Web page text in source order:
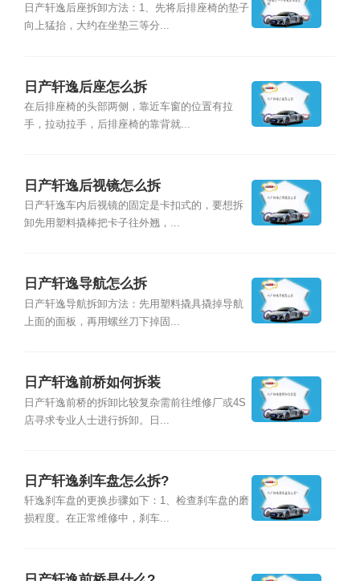
日产轩逸后座拆卸方法：1、先将后排座椅的垫子
向上猛抬，大约在坐垫三等分...
日产轩逸后座怎么拆
在后排座椅的头部两侧，靠近车窗的位置有拉
手，拉动拉手，后排座椅的靠背就...
日产轩逸后视镜怎么拆
日产轩逸车内后视镜的固定是卡扣式的，要想拆
卸先用塑料撬棒把卡子往外翘，...
日产轩逸导航怎么拆
日产轩逸导航拆卸方法：先用塑料撬具撬掉导航
上面的面板，再用螺丝刀下掉固...
日产轩逸前桥如何拆装
日产轩逸前桥的拆卸比较复杂需前往维修厂或4S
店寻求专业人士进行拆卸。日...
日产轩逸刹车盘怎么拆?
轩逸刹车盘的更换步骤如下：1、检查刹车盘的磨
损程度。在正常维修中，刹车...